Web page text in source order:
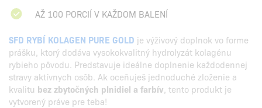
AŽ 100 PORCIÍ V KAŽDOM BALENÍ
SFD RYBÍ KOLAGEN PURE GOLD je výživový doplnok vo forme
prášku, ktorý dodáva vysokokvalitný hydrolyzát kolagénu
rybieho pôvodu. Predstavuje ideálne doplnenie každodennej
stravy aktívnych osôb. Ak oceňuješ jednoduché zloženie a
kvalitu bez zbytočných plnidiel a farbív , tento produkt je
vytvorený práve pre teba!